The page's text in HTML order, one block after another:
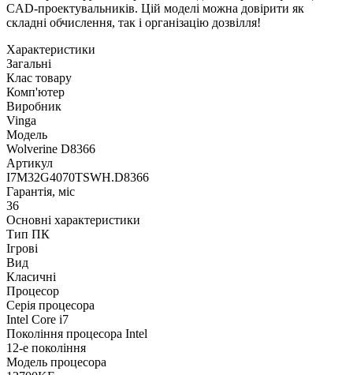
CAD-проектувальників. Цій моделі можна довірити як
складні обчислення, так і організацію дозвілля!
Характеристики
Загальні
Клас товару
Комп'ютер
Виробник
Vinga
Модель
Wolverine D8366
Артикул
I7M32G4070TSWH.D8366
Гарантія, міс
36
Основні характеристики
Тип ПК
Ігрові
Вид
Класичні
Процесор
Серія процесора
Intel Core i7
Покоління процесора Intel
12-е покоління
Модель процесора